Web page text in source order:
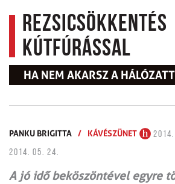
Rezsicsökkentés
kútfúrással
HA NEM AKARSZ A
PANKU BRIGITTA / KÁVÉSZÜNET
2014. 05. 24.
A jó idő beköszöntével egyre